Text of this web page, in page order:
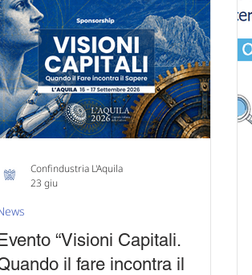
Sostenibilità
“Visioni Capitali.
il fare incontra il
Confindustria L'Aquila
23 giu